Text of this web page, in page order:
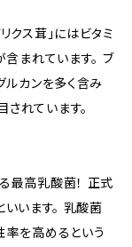
クス茸」にはビタミ
含まれています。 ブ
ルカンを多く含み
れています。
最高乳酸菌！ 正式
いいます。 乳酸菌
率を高めるという